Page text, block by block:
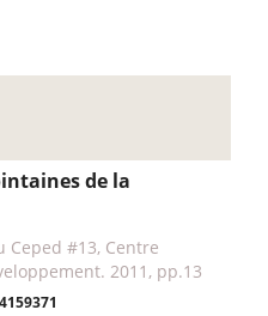
de la
Ceped #13, Centre
2011, pp.13